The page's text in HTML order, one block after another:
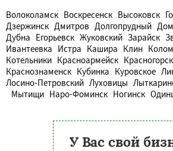
Волоколамск Воскресенск Высоковск
Дзержинск Дмитров Долгопрудный
Дубна Егорьевск Жуковский Зарайск
Ивантеевка Истра Кашира Клин
Котельники Красноармейск Красногорск
Краснознаменск Кубинка Куровское
Лосино-Петровский Луховицы
Мытищи Наро-Фоминск Ногинск
У Вас свой